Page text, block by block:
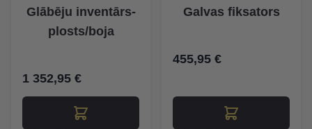
Glābēju inventārs-
plosts/boja
1 352,95 €
Galvas fiksators
455,95 €